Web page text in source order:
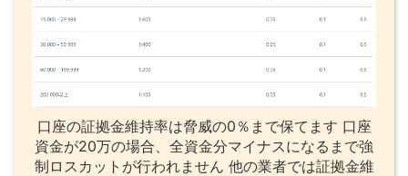
口座の証拠金維持率は脅威の0％まで保てます 口座
資金が20万の場合、全資金分マイナスになるまで強
制ロスカットが行われません 他の業者では証拠金維